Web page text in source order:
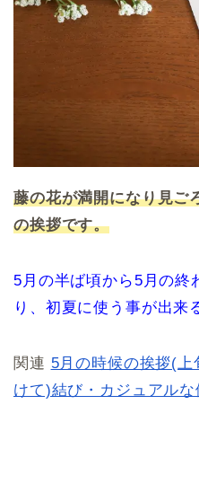
藤の花が満開になり見ご
の挨拶です。
5月の半ば頃から5月の終
り、初夏に使う事が出来
関連 5月の時候の挨拶(
けて)結び・カジュアルな